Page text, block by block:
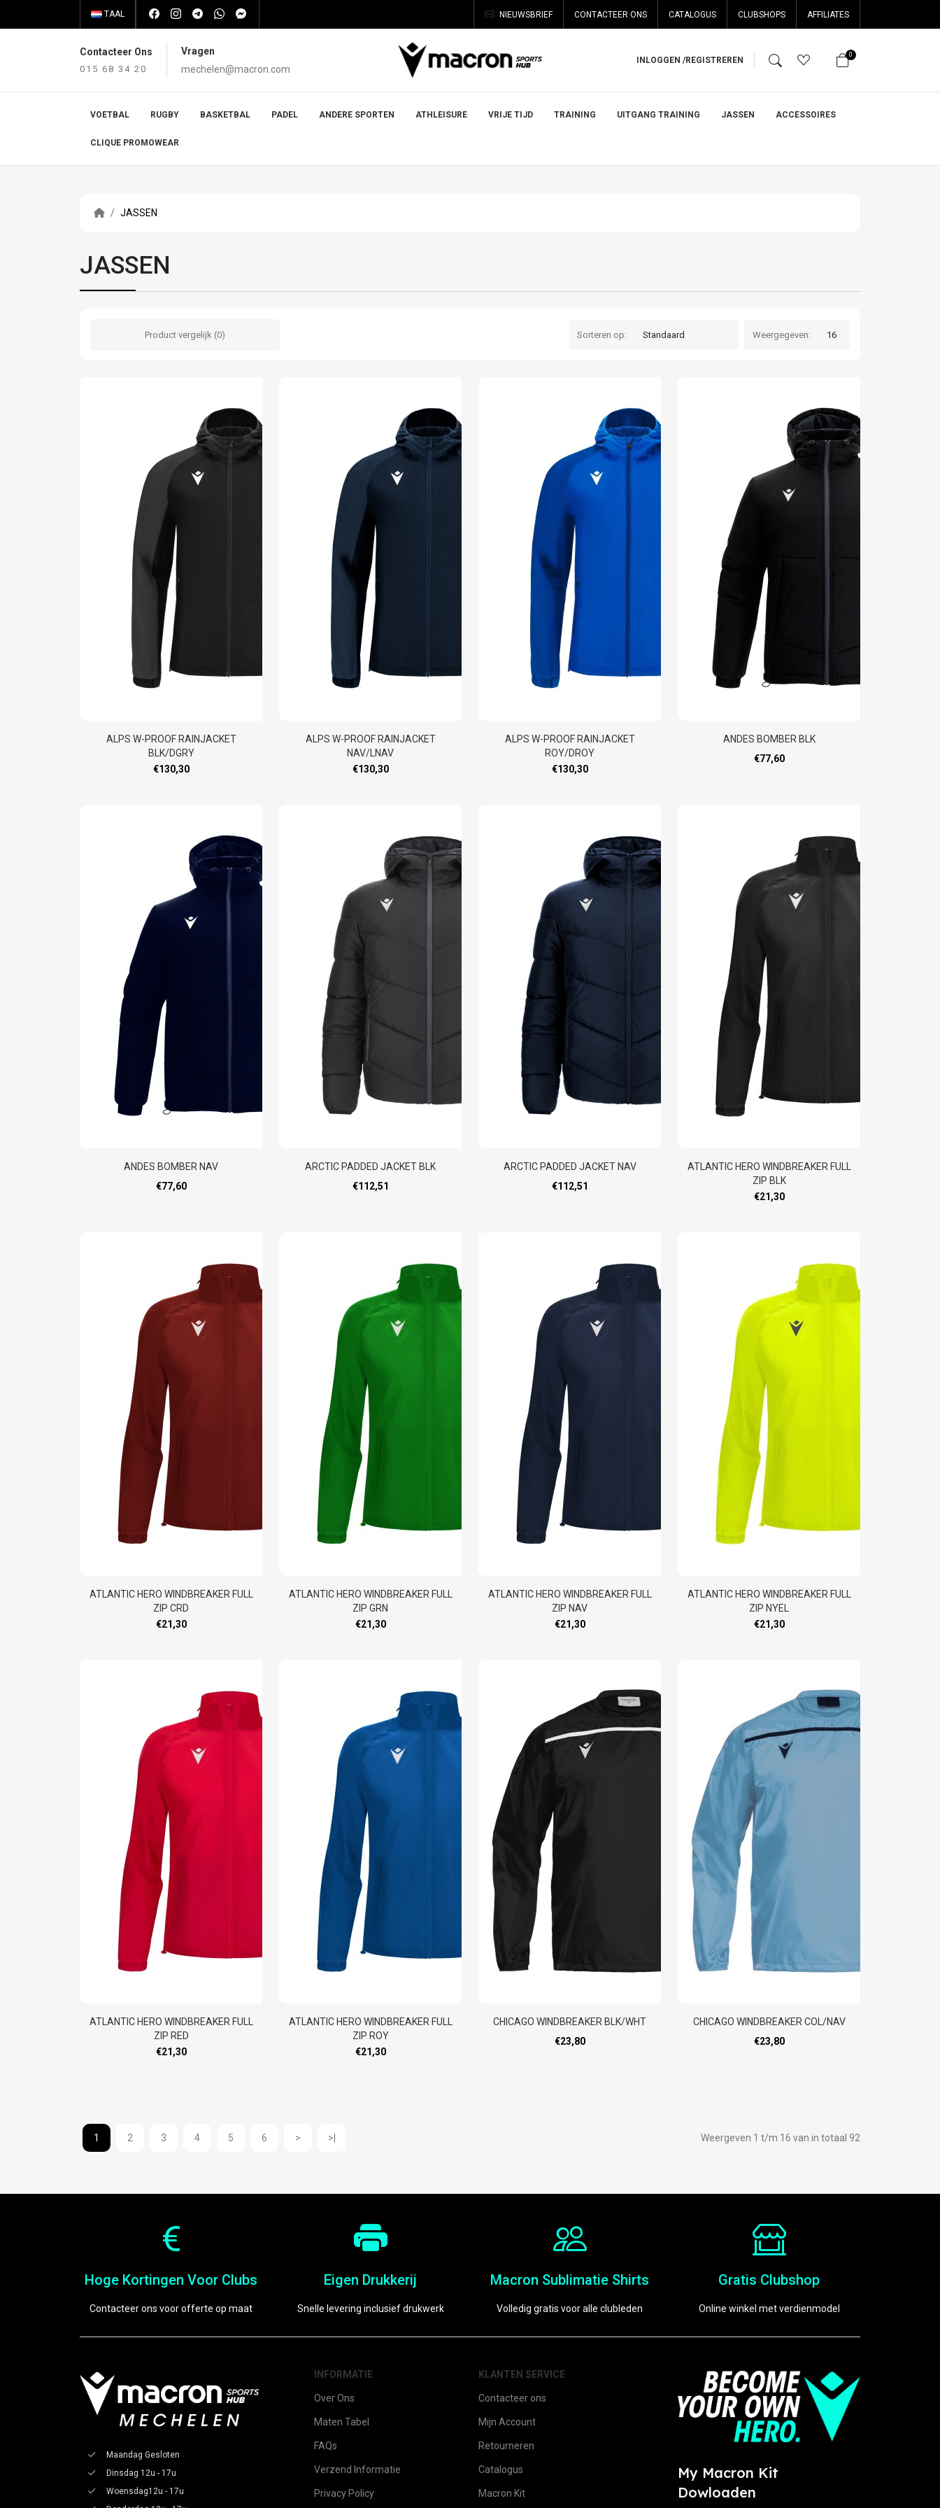
TAAL NIEUWSBRIEF CONTACTEER ONS CATALOGUS CLUBSHOPS AFFILIATES
Contacteer Ons
015 68 34 20
Vragen
mechelen@macron.com
INLOGGEN /REGISTREREN
0
VOETBAL RUGBY BASKETBAL PADEL ANDERE SPORTEN ATHLEISURE VRIJE TIJD TRAINING UITGANG TRAINING JASSEN ACCESSOIRES
CLIQUE PROMOWEAR
JASSEN
JASSEN
Product vergelijk (0) Sorteren op: Weergegeven:
ALPS W-PROOF RAINJACKET
BLK/DGRY
€130,30
ALPS W-PROOF RAINJACKET
NAV/LNAV
€130,30
ALPS W-PROOF RAINJACKET
ROY/DROY
€130,30
ANDES BOMBER BLK
€77,60
ANDES BOMBER NAV
€77,60
ARCTIC PADDED JACKET BLK
€112,51
ARCTIC PADDED JACKET NAV
€112,51
ATLANTIC HERO WINDBREAKER FULL
ZIP BLK
€21,30
ATLANTIC HERO WINDBREAKER FULL
ZIP CRD
€21,30
ATLANTIC HERO WINDBREAKER FULL
ZIP GRN
€21,30
ATLANTIC HERO WINDBREAKER FULL
ZIP NAV
€21,30
ATLANTIC HERO WINDBREAKER FULL
ZIP NYEL
€21,30
ATLANTIC HERO WINDBREAKER FULL
ZIP RED
€21,30
ATLANTIC HERO WINDBREAKER FULL
ZIP ROY
€21,30
CHICAGO WINDBREAKER BLK/WHT
€23,80
CHICAGO WINDBREAKER COL/NAV
€23,80
1 2 3 4 5 6 > >| Weergeven 1 t/m 16 van in totaal 92
Hoge Kortingen Voor Clubs
Contacteer ons voor offerte op maat
Eigen Drukkerij
Snelle levering inclusief drukwerk
Macron Sublimatie Shirts
Volledig gratis voor alle clubleden
Gratis Clubshop
Online winkel met verdienmodel
Maandag Gesloten
Dinsdag 12u - 17u
Woensdag12u - 17u
INFORMATIE
Over Ons
Maten Tabel
FAQs
Verzend Informatie
Privacy Policy
KLANTEN SERVICE
Contacteer ons
Mijn Account
Retourneren
Catalogus
Macron Kit
My Macron Kit
Dowloaden